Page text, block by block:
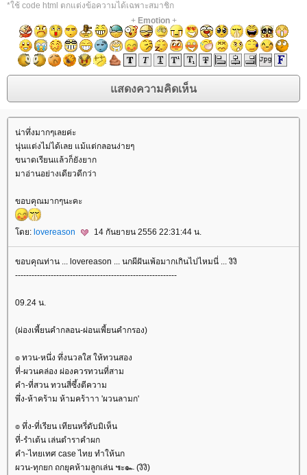
*ใช้ code html ตกแต่งข้อความได้เฉพาะสมาชิก
+ Emotion+
น่าทึ่งมากๆเลยค่ะ
นุ่นแต่งไม่ได้เลย แม้แต่กลอนง่ายๆ
ขนาดเรียนแล้วก็ยังยาก
มาอ่านอย่างเดียวดีกว่า
ขอบคุณมากๆนะคะ
ดย: lovereason 14 กันยายน 2556 22:31:44 น.
ขอบคุณท่าน ... lovereason ... นกผีฝันเพ้อมากเกินไปไหมนี่ ... งิงิ
-----------------------------------------------------------
09.24 น.
(ผ่องเพี้ยนคำกลอน-ผ่อนเพี้ยนคำกรอง)
๏ ทวน-หนึ่ง ทึ่งนวลใส ให้ทวนสอง
ที่-ผวนคล่อง ผ่องควรทวนที่สาม
คำ-ที่สวน ทวนสี่ซึ้งตีความ
พึ่ง-ห้าคร้าม ห้ามคร้าาา 'ผวนลามก'
๏ ทึ่ง-ที่เรียน เทียนหรี่ดับมิเห็น
ที่-รำเต้น เล่นตำราคำผก
คำ-ไทยเทศ case ไทย ทำให้นก
ผวน-ทุกยก ถกยุคห้ามลูกเล่น ๚ะ๛ (งิงิ)